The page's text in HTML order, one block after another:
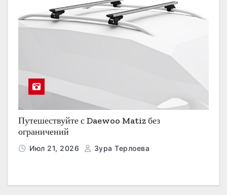
Путешествуйте с Daewoo Matiz без
ограничений
Июл 21, 2026 Зура Терлоева